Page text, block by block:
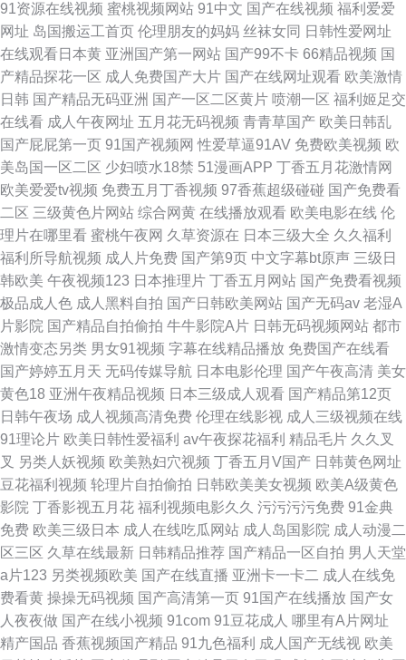
91资源在线视频 蜜桃视频网站 91中文 国产在线视频 福利爱爱
网址 岛国搬运工首页 伦理朋友的妈妈 丝袜女同 日韩性爱网址
在线观看日本黄 亚洲国产第一网站 国产99不卡 66精品视频 国
产精品探花一区 成人免费国产大片 国产在线网址观看 欧美激情
日韩 国产精品无码亚洲 国产一区二区黄片 喷潮一区 福利姬足交
在线看 成人午夜网址 五月花无码视频 青青草国产 欧美日韩乱
国产屁屁第一页 91国产视频网 性爱草逼91AV 免费欧美视频 欧
美岛国一区二区 少妇喷水18禁 51漫画APP 丁香五月花激情网
欧美爱爱tv视频 免费五月丁香视频 97香蕉超级碰碰 国产免费看
二区 三级黄色片网站 综合网黄 在线播放观看 欧美电影在线 伦
理片在哪里看 蜜桃午夜网 久草资源在 日本三级大全 久久福利
福利所导航视频 成人片免费 国产第9页 中文字幕bt原声 三级日
韩欧美 午夜视频123 日本推理片 丁香五月网站 国产免费看视频
极品成人色 成人黑料自拍 国产日韩欧美网站 国产无码av 老湿A
片影院 国产精品自拍偷拍 牛牛影院A片 日韩无码视频网站 都市
激情变态另类 男女91视频 字幕在线精品播放 免费国产在线看
国产婷婷五月天 无码传媒导航 日本电影伦理 国产午夜高清 美女
黄色18 亚洲午夜精品视频 日本三级成人观看 国产精品第12页
日韩午夜场 成人视频高清免费 伦理在线影视 成人三级视频在线
91理论片 欧美日韩性爱福利 av午夜探花福利 精品毛片 久久叉
叉 另类人妖视频 欧美熟妇穴视频 丁香五月V国产 日韩黄色网址
豆花福利视频 轮理片自拍偷拍 日韩欧美美女视频 欧美A级黄色
影院 丁香影视五月花 福利视频电影久久 污污污污免费 91金典
免费 欧美三级日本 成人在线吃瓜网站 成人岛国影院 成人动漫二
区三区 久草在线最新 日韩精品推荐 国产精品一区自拍 男人天堂
a片123 另类视频欧美 国产在线直播 亚洲卡一卡二 成人在线免
费看黄 操操无码视频 国产高清第一页 91国产在线播放 国产女
人夜夜做 国产在线小视频 91com 91豆花成人 哪里有A片网址
精产国品 香蕉视频国产精品 91九色福利 成人国产无线视 欧美